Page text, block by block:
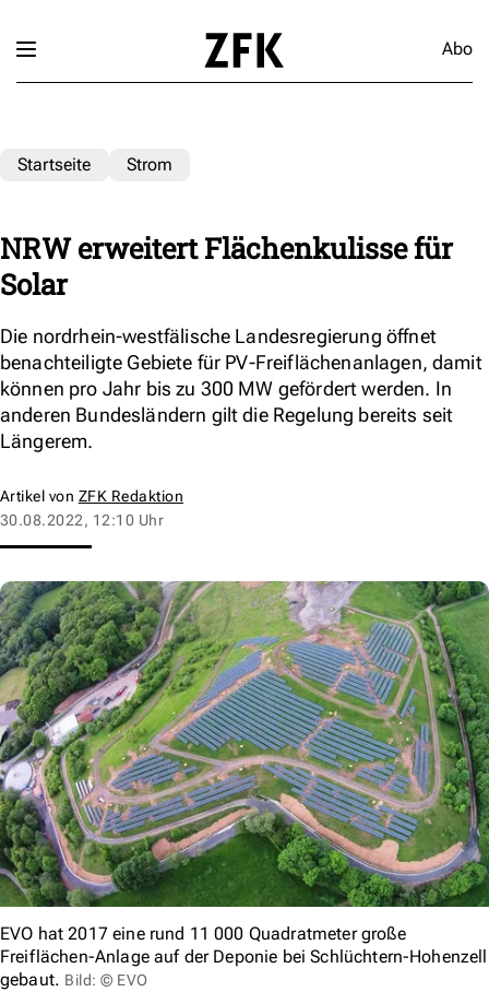
Abo
Startseite Strom
NRW erweitert Flächenkulisse für
Solar
Die nordrhein-westfälische Landesregierung öffnet
benachteiligte Gebiete für PV-Freiflächenanlagen, damit
können pro Jahr bis zu 300 MW gefördert werden. In
anderen Bundesländern gilt die Regelung bereits seit
Längerem.
Artikel von ZFK Redaktion
30.08.2022, 12:10 Uhr
EVO hat 2017 eine rund 11 000 Quadratmeter große
Freiflächen-Anlage auf der Deponie bei Schlüchtern-Hohenzell
gebaut. Bild: © EVO